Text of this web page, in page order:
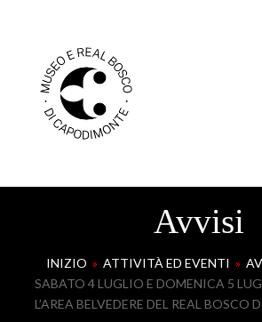
Avvisi
INIZIO » ATTIVITÀ ED EVENTI »
SABATO 4 LUGLIO E DOMENICA 5
L’AREA BELVEDERE DEL REAL